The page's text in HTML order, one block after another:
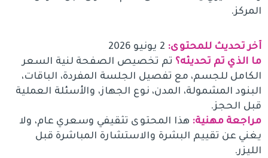
المركز.
آخر تحديث للمحتوى:
ما الذي تم تحديثه؟ تم تخصيص الصفحة لنية السعر
الكامل للجسم، مع تفصيل الجلسة المفردة، الباقات،
البنود المشمولة، المدن، نوع الجهاز، والأسئلة العملية
قبل الحجز.
مراجعة مهنية: هذا المحتوى تثقيفي وسعري عام، ولا
يغني عن تقييم البشرة والاستشارة المباشرة قبل
الليزر.